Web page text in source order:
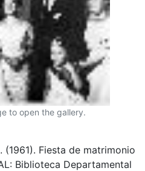
to open the gallery.
(1961). Fiesta de matrimonio
Biblioteca Departamental